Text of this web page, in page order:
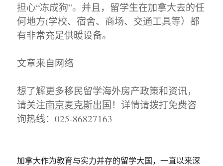
担心“冻成狗”。并且，留学生在加拿大去的任
何地方(学校、宿舍、商场、交通工具等）都
有非常充足供暖设备。
文章来自网络
想了解更多移民留学海外房产政策和资讯，
请关注南京麦克斯出国！详情请拨打免费咨
询热线：025-86827163
加拿大作为教育与实力并存的留学大国，一直以来深